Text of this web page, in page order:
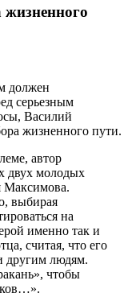
должен
серьезным
Василий
жизненного пути.
автор
двух молодых
Максимова.
выбирая
на
именно так и
считая, что его
другим людям.
чтобы